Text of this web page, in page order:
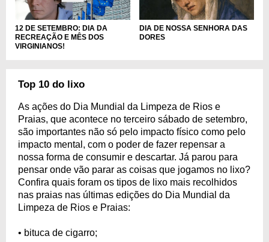
12 DE SETEMBRO: DIA DA
RECREAÇÃO E MÊS DOS
VIRGINIANOS!
DIA DE NOSSA SENHORA DAS
DORES
Top 10 do lixo
As ações do Dia Mundial da Limpeza de Rios e
Praias, que acontece no terceiro sábado de setembro,
são importantes não só pelo impacto físico como pelo
impacto mental, com o poder de fazer repensar a
nossa forma de consumir e descartar. Já parou para
pensar onde vão parar as coisas que jogamos no lixo?
Confira quais foram os tipos de lixo mais recolhidos
nas praias nas últimas edições do Dia Mundial da
Limpeza de Rios e Praias:
• bituca de cigarro;